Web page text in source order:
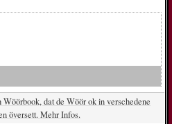
dat de Wöör ok in verschedene
översett. Mehr Infos.